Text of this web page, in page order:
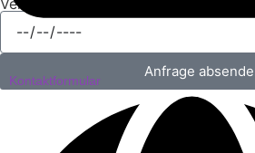
Anfrage
Kontaktformular